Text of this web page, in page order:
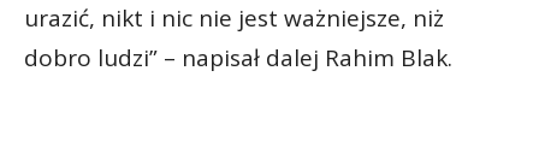
urazić, nikt i nic nie jest ważniejsze, niż
dobro ludzi” – napisał dalej Rahim Blak.